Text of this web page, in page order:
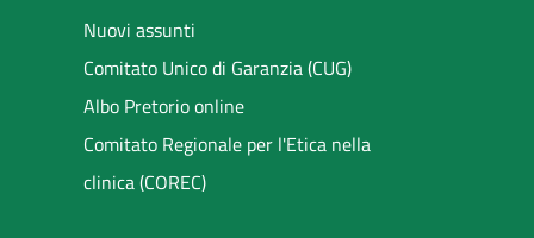
Nuovi assunti
Comitato Unico di Garanzia (CUG)
Albo Pretorio online
Comitato Regionale per l'Etica nella
clinica (COREC)